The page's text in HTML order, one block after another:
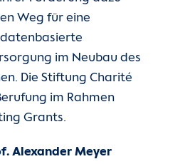
Weg für eine
im Neubau des
Die Stiftung Charité
im Rahmen
Grants.
Alexander Meyer